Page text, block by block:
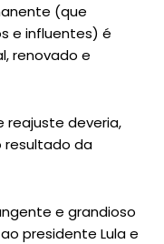
(que
e influentes) é
renovado e
reajuste deveria,
resultado da
e grandioso
presidente Lula e